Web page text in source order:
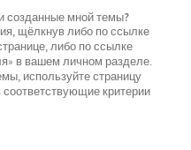
созданные мной темы?
щёлкнув либо по ссылке
либо по ссылке
в вашем личном разделе.
используйте страницу
критерии